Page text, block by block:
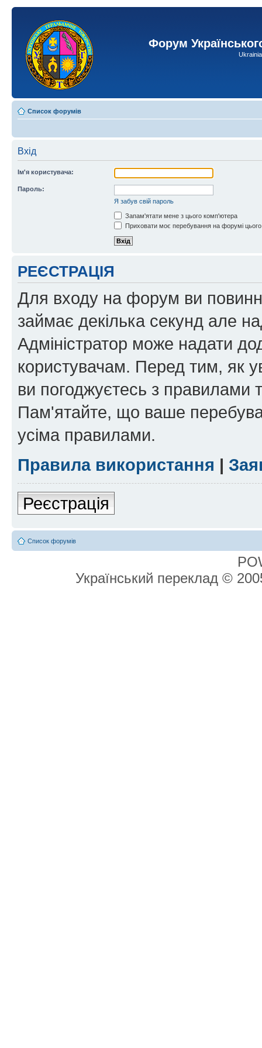
Форум
Список форумів
Вхід
Ім'я користувача:
Пароль:
Я забув свій пароль
Запам'ятати мене з цього комп'ютера
Приховати моє перебування на форумі
РЕЄСТРАЦІЯ
Для входу на форум ви
займає декілька секунд але
Адміністратор може надати
користувачам. Перед тим, як
ви погоджуєтесь з правилами
Пам'ятайте, що ваше
усіма правилами.
Правила використання |
Реєстрація
Список форумів
Український переклад ©